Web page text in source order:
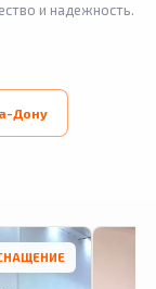
и надежность.
Дону